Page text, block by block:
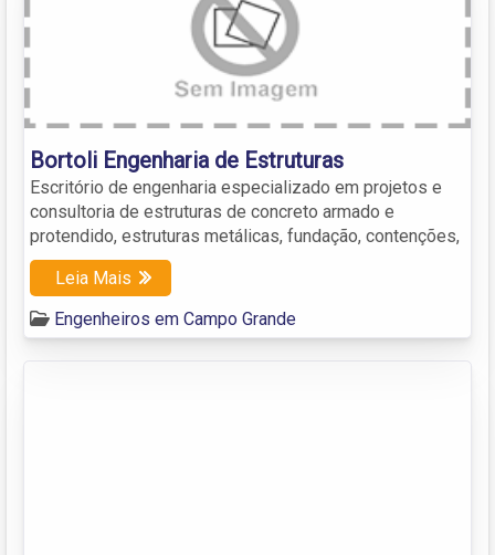
Bortoli Engenharia de Estruturas
Escritório de engenharia especializado em projetos e
consultoria de estruturas de concreto armado e
protendido, estruturas metálicas, fundação, contenções,
Leia Mais
Engenheiros em Campo Grande